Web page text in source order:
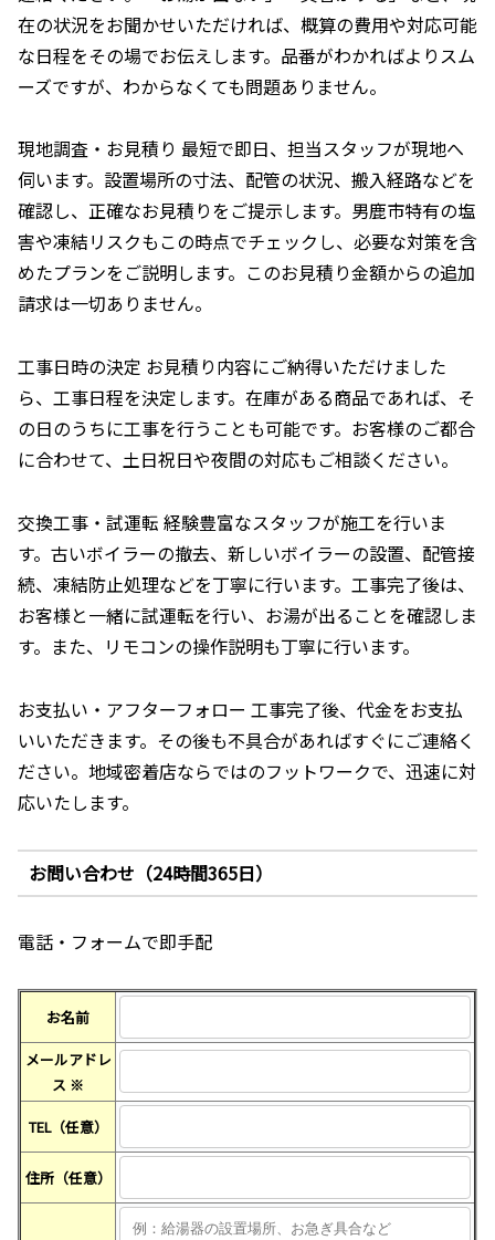
在の状況をお聞かせいただければ、概算の費用や対応可能
な日程をその場でお伝えします。品番がわかればよりスム
ーズですが、わからなくても問題ありません。
現地調査・お見積り 最短で即日、担当スタッフが現地へ
伺います。設置場所の寸法、配管の状況、搬入経路などを
確認し、正確なお見積りをご提示します。男鹿市特有の塩
害や凍結リスクもこの時点でチェックし、必要な対策を含
めたプランをご説明します。このお見積り金額からの追加
請求は一切ありません。
工事日時の決定 お見積り内容にご納得いただけました
ら、工事日程を決定します。在庫がある商品であれば、そ
の日のうちに工事を行うことも可能です。お客様のご都合
に合わせて、土日祝日や夜間の対応もご相談ください。
交換工事・試運転 経験豊富なスタッフが施工を行いま
す。古いボイラーの撤去、新しいボイラーの設置、配管接
続、凍結防止処理などを丁寧に行います。工事完了後は、
お客様と一緒に試運転を行い、お湯が出ることを確認しま
す。また、リモコンの操作説明も丁寧に行います。
お支払い・アフターフォロー 工事完了後、代金をお支払
いいただきます。その後も不具合があればすぐにご連絡く
ださい。地域密着店ならではのフットワークで、迅速に対
応いたします。
お問い合わせ（24時間365日）
電話・フォームで即手配
お名前
メールアドレ
ス ※
TEL（任意）
住所（任意）